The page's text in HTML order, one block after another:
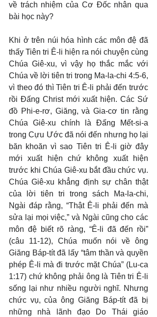
về trách nhiệm của Cơ Đốc nhân qua
bài học này?
Khi ở trên núi hóa hình các môn đệ đã
thấy Tiên tri Ê-li hiện ra nói chuyện cùng
Chúa Giê-xu, vì vậy họ thắc mắc với
Chúa về lời tiên tri trong Ma-la-chi 4:5-6,
vì theo đó thì Tiên tri Ê-li phải đến trước
rồi Đấng Christ mới xuất hiện. Các Sứ
đồ Phi-e-rơ, Giăng, và Gia-cơ tin rằng
Chúa Giê-xu chính là Đấng Mết-si-a
trong Cựu Ước đã nói đến nhưng họ lại
băn khoăn vì sao Tiên tri Ê-li giờ đây
mới xuất hiện chứ không xuất hiện
trước khi Chúa Giê-xu bắt đầu chức vụ.
Chúa Giê-xu khẳng định sự chân thật
của lời tiên tri trong sách Ma-la-chi,
Ngài đáp rằng, “Thật Ê-li phải đến mà
sửa lại mọi việc,” và Ngài cũng cho các
môn đệ biết rõ ràng, “Ê-li đã đến rồi”
(câu 11-12), Chúa muốn nói về ông
Giăng Báp-tít đã lấy “tâm thần và quyền
phép Ê-li mà đi trước mặt Chúa” (Lu-ca
1:17) chứ không phải ông là Tiên tri Ê-li
sống lại như nhiều người nghĩ. Nhưng
chức vụ, của ông Giăng Báp-tít đã bị
những nhà lãnh đạo Do Thái giáo